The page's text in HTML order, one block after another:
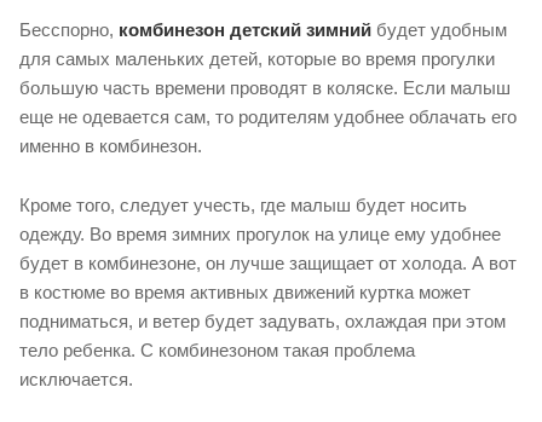
Бесспорно, комбинезон детский зимний будет удобным
для самых маленьких детей, которые во время прогулки
большую часть времени проводят в коляске. Если малыш
еще не одевается сам, то родителям удобнее облачать его
именно в комбинезон.
Кроме того, следует учесть, где малыш будет носить
одежду. Во время зимних прогулок на улице ему удобнее
будет в комбинезоне, он лучше защищает от холода. А вот
в костюме во время активных движений куртка может
подниматься, и ветер будет задувать, охлаждая при этом
тело ребенка. С комбинезоном такая проблема
исключается.